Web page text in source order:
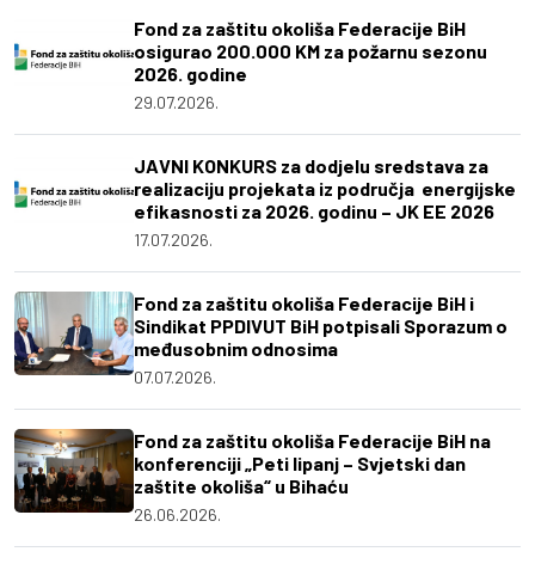
Fond za zaštitu okoliša Federacije BiH
osigurao 200.000 KM za požarnu sezonu
2026. godine
29.07.2026.
JAVNI KONKURS za dodjelu sredstava za
realizaciju projekata iz područja energijske
efikasnosti za 2026. godinu – JK EE 2026
17.07.2026.
Fond za zaštitu okoliša Federacije BiH i
Sindikat PPDIVUT BiH potpisali Sporazum o
međusobnim odnosima
07.07.2026.
Fond za zaštitu okoliša Federacije BiH na
konferenciji „Peti lipanj – Svjetski dan
zaštite okoliša“ u Bihaću
26.06.2026.